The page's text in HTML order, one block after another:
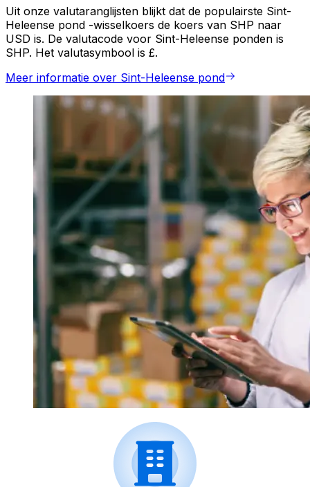
Uit onze valutaranglijsten blijkt dat de populairste Sint-
Heleense pond -wisselkoers de koers van SHP naar
USD is. De valutacode voor Sint-Heleense ponden is
SHP. Het valutasymbool is £.
Meer informatie over Sint-Heleense pond